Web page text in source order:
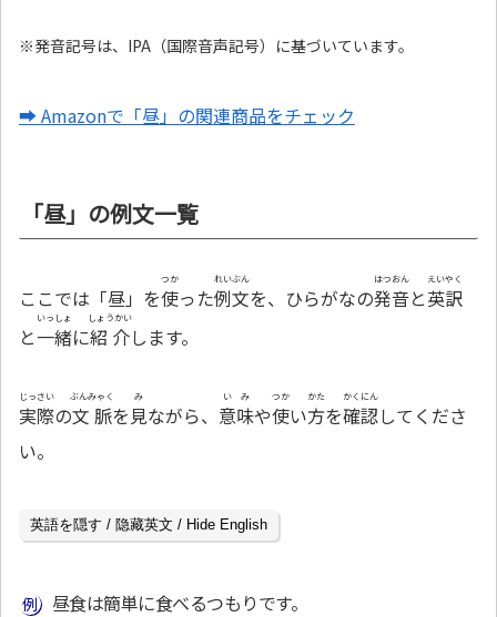
※発音記号は、IPA（国際音声記号）に基づいています。
➡ Amazonで「昼」の関連商品をチェック
「昼」の例文一覧
ここでは「昼」を使
つか
った例文
れいぶん
を、ひらがなの発音
はつおん
と英訳
えいやく
と一緒
いっしょ
に紹介
しょうかい
します。
実際
じっさい
の文脈
ぶんみゃく
を見
み
ながら、 意味
いみ
や使
つか
い方
かた
を確認
かくにん
してくださ
い。
英語を隠す / 隐藏英文 / Hide English
昼食は簡単に食べるつもりです。